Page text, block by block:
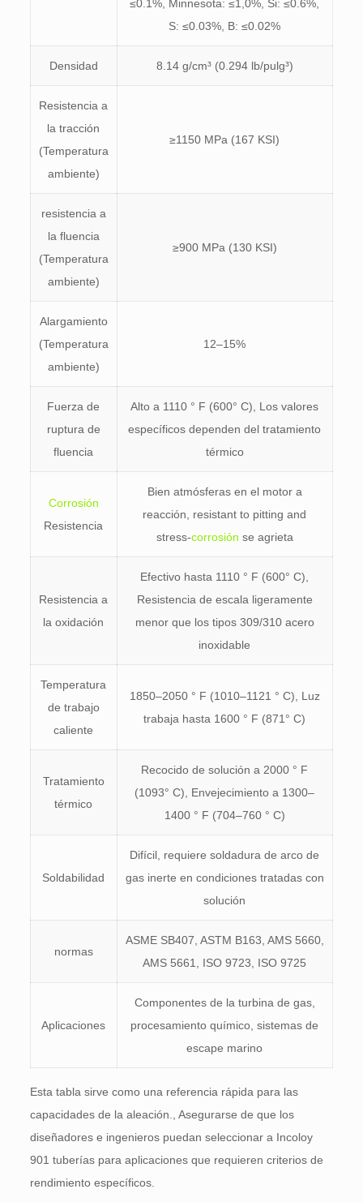
≤0.1%, Minnesota: ≤1,0%, Si: ≤0.6%,
S: ≤0.03%, B: ≤0.02%
Densidad 8.14 g/cm³ (0.294 lb/pulg³)
Resistencia a
la tracción
(Temperatura
ambiente)
≥1150 MPa (167 KSI)
resistencia a
la fluencia
(Temperatura
ambiente)
≥900 MPa (130 KSI)
Alargamiento
(Temperatura
ambiente)
12–15%
Fuerza de
ruptura de
fluencia
Alto a 1110 ° F (600° C), Los valores
específicos dependen del tratamiento
térmico
Corrosión
Resistencia
Bien atmósferas en el motor a
reacción, resistant to pitting and
stress-corrosión se agrieta
Resistencia a
la oxidación
Efectivo hasta 1110 ° F (600° C),
Resistencia de escala ligeramente
menor que los tipos 309/310 acero
inoxidable
Temperatura
de trabajo
caliente
1850–2050 ° F (1010–1121 ° C), Luz
trabaja hasta 1600 ° F (871° C)
Tratamiento
térmico
Recocido de solución a 2000 ° F
(1093° C), Envejecimiento a 1300–
1400 ° F (704–760 ° C)
Soldabilidad
Difícil, requiere soldadura de arco de
gas inerte en condiciones tratadas con
solución
normas
ASME SB407, ASTM B163, AMS 5660,
AMS 5661, ISO 9723, ISO 9725
Aplicaciones
Componentes de la turbina de gas,
procesamiento químico, sistemas de
escape marino
Esta tabla sirve como una referencia rápida para las
capacidades de la aleación., Asegurarse de que los
diseñadores e ingenieros puedan seleccionar a Incoloy
901 tuberías para aplicaciones que requieren criterios de
rendimiento específicos.